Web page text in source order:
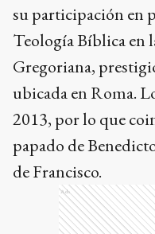
su participación en
Teología Bíblica en
Gregoriana,
ubicada en Roma.
2013, por lo que
papado de
de Francisco.
Ads